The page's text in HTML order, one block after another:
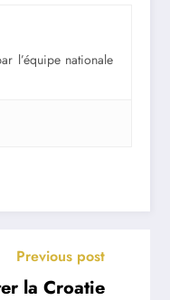
l’équipe nationale
Previous post
la Croatie